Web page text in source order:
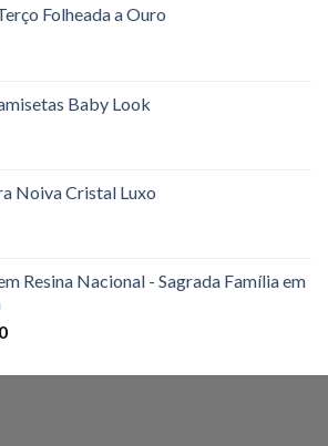
Folheada a Ouro
Baby Look
Noiva Cristal Luxo
Resina Nacional - Sagrada Família em